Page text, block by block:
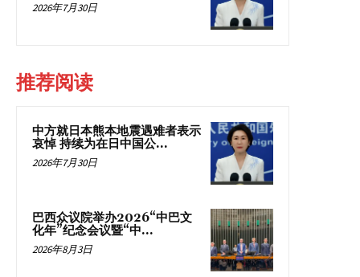
2026年7月30日
推荐阅读
中方就日本熊本地震遇难者表示
哀悼 持续为在日中国公...
2026年7月30日
巴西众议院举办2026“中巴文
化年”纪念会议暨“中...
2026年8月3日